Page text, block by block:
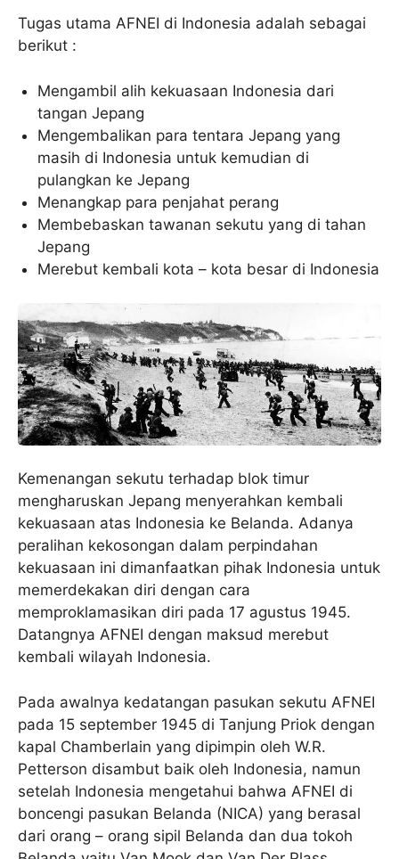
Tugas utama AFNEI di Indonesia adalah sebagai
berikut :
Mengambil alih kekuasaan Indonesia dari
tangan Jepang
Mengembalikan para tentara Jepang yang
masih di Indonesia untuk kemudian di
pulangkan ke Jepang
Menangkap para penjahat perang
Membebaskan tawanan sekutu yang di tahan
Jepang
Merebut kembali kota – kota besar di Indonesia
Kemenangan sekutu terhadap blok timur
mengharuskan Jepang menyerahkan kembali
kekuasaan atas Indonesia ke Belanda. Adanya
peralihan kekosongan dalam perpindahan
kekuasaan ini dimanfaatkan pihak Indonesia untuk
memerdekakan diri dengan cara
memproklamasikan diri pada 17 agustus 1945.
Datangnya AFNEI dengan maksud merebut
kembali wilayah Indonesia.
Pada awalnya kedatangan pasukan sekutu AFNEI
pada 15 september 1945 di Tanjung Priok dengan
kapal Chamberlain yang dipimpin oleh W.R.
Petterson disambut baik oleh Indonesia, namun
setelah Indonesia mengetahui bahwa AFNEI di
boncengi pasukan Belanda (NICA) yang berasal
dari orang – orang sipil Belanda dan dua tokoh